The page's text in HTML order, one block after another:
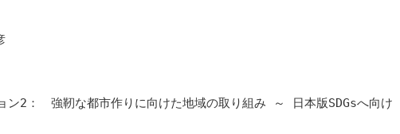
2：　強靭な都市作りに向けた地域の取り組み ～ 日本版SDGsへ向け